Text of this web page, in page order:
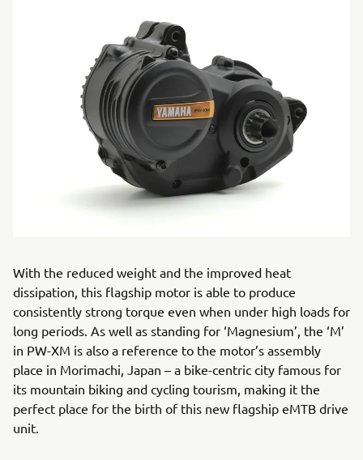
With the reduced weight and the improved heat
dissipation, this flagship motor is able to produce
consistently strong torque even when under high loads for
long periods. As well as standing for ‘Magnesium’, the ‘M’
in PW-XM is also a reference to the motor’s assembly
place in Morimachi, Japan – a bike-centric city famous for
its mountain biking and cycling tourism, making it the
perfect place for the birth of this new flagship eMTB drive
unit.